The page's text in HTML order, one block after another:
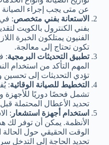
عن متى يجب إجراء الصيانة
الاستعانة بفني متخصص:
بفني الكنترول بالكويت
الفنيون يمتلكون الخبرة
تكون تحتاج إلى معالجة.
تطبيق التحديثات البرمجية:
المهم التأكد من استخدام
تؤدي التحديثات إلى تحسين
التخطيط للصيانة الوقائية:
تشمل فحصًا دوريًا
تحديد الأعطال المحتملة
استخدام أجهزة استشعار :
الأنظمة. يمكن أن توفر لك
الوقت الحقيقي حول الحالة
تحديد الحاجة إلى التدخل